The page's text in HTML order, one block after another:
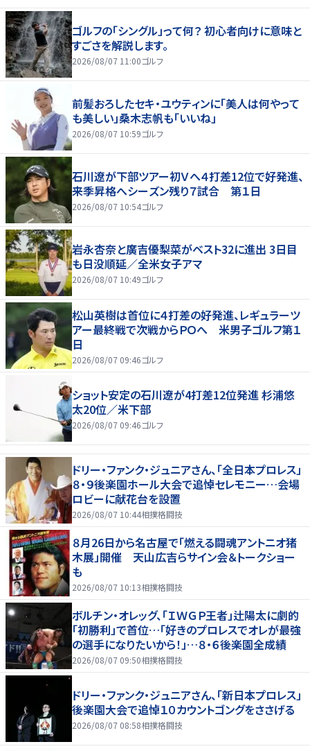
ゴルフの「シングル」って何？ 初心者向けに意味と
すごさを解説します。
2026/08/07 11:00ゴルフ
前髪おろしたセキ・ユウティンに「美人は何やって
も美しい」桑木志帆も「いいね」
2026/08/07 10:59ゴルフ
石川遼が下部ツアー初Ｖへ４打差12位で好発進、
来季昇格へシーズン残り７試合 第１日
2026/08/07 10:54ゴルフ
岩永杏奈と廣吉優梨菜がベスト32に進出 3日目
も日没順延／全米女子アマ
2026/08/07 10:49ゴルフ
松山英樹は首位に４打差の好発進、レギュラーツ
アー最終戦で次戦からＰＯへ 米男子ゴルフ第１
日
2026/08/07 09:46ゴルフ
ショット安定の石川遼が4打差12位発進 杉浦悠
太20位／米下部
2026/08/07 09:46ゴルフ
ドリー・ファンク・ジュニアさん、「全日本プロレス」
８・９後楽園ホール大会で追悼セレモニー…会場
ロビーに献花台を設置
2026/08/07 10:44相撲格闘技
８月26日から名古屋で「燃える闘魂アントニオ猪
木展」開催 天山広吉らサイン会＆トークショー
も
2026/08/07 10:13相撲格闘技
ボルチン・オレッグ、「ＩＷＧＰ王者」辻陽太に劇的
「初勝利」で首位…「好きのプロレスでオレが最強
の選手になりたいから！」…８・６後楽園全成績
2026/08/07 09:50相撲格闘技
ドリー・ファンク・ジュニアさん、「新日本プロレス」
後楽園大会で追悼１０カウントゴングをささげる
2026/08/07 08:58相撲格闘技